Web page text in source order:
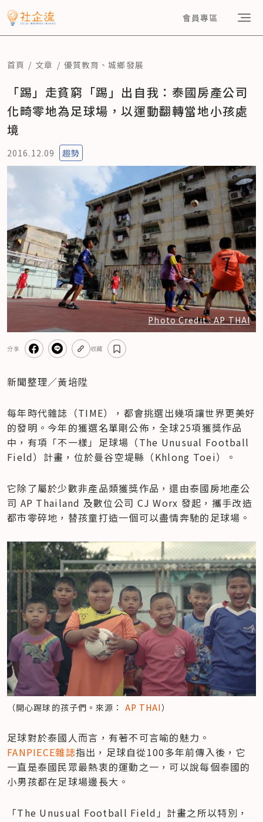
會員專區
首頁 文章 優質教育 、城鄉發展
「踢」走貧窮「踢」出自我：泰國房產公司
化畸零地為足球場，以運動翻轉當地小孩處
境
2016.12.09 趨勢
Photo Credit : AP THAI
分享 收藏
新聞整理／黃培陞
每年時代雜誌（TIME），都會挑選出幾項讓世界更美好
的發明。今年的獲選名單剛公佈，全球25項獲獎作品
中，有項「不一樣」足球場（The Unusual Football
Field）計畫，位於曼谷空堤縣（Khlong Toei）。
它除了屬於少數非產品類獲獎作品，還由泰國房地產公
司 AP Thailand 及數位公司 CJ Worx 發起，攜手改造
都市零碎地，替孩童打造一個可以盡情奔馳的足球場。
（開心踢球的孩子們。來源： AP THAI）
足球對於泰國人而言，有著不可言喻的魅力。
FANPIECE雜誌指出，足球自從100多年前傳入後，它
一直是泰國民眾最熱衷的運動之一，可以說每個泰國的
小男孩都在足球場邊長大。
「The Unusual Football Field」計畫之所以特別，